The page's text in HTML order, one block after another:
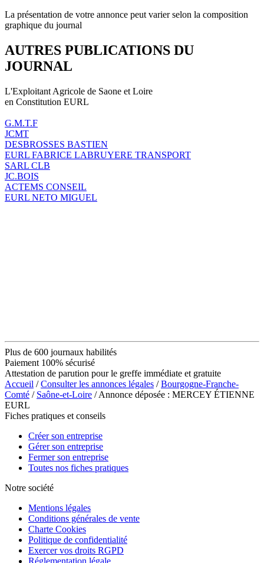
La présentation de votre annonce peut varier selon la composition
graphique du journal
AUTRES PUBLICATIONS DU
JOURNAL
L'Exploitant Agricole de Saone et Loire
en Constitution EURL
G.M.T.F
JCMT
DESBROSSES BASTIEN
EURL FABRICE LABRUYERE TRANSPORT
SARL CLB
JC.BOIS
ACTEMS CONSEIL
EURL NETO MIGUEL
Plus de 600 journaux habilités
Paiement 100% sécurisé
Attestation de parution pour le greffe immédiate et gratuite
Accueil /Consulter les annonces légales /Bourgogne-Franche-
Comté / Saône-et-Loire / Annonce déposée : MERCEY ÉTIENNE
EURL
Fiches pratiques et conseils
Créer son entreprise
Gérer son entreprise
Fermer son entreprise
Toutes nos fiches pratiques
Notre société
Mentions légales
Conditions générales de vente
Charte Cookies
Politique de confidentialité
Exercer vos droits RGPD
Réglementation légale